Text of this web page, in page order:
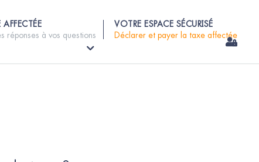
AFFECTÉE
réponses à vos questions
VOTRE ESPACE SÉCURISÉ
Déclarer et payer la taxe affectée